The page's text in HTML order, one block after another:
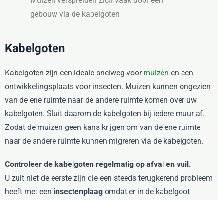
gebouw via de kabelgoten
Kabelgoten
Kabelgoten zijn een ideale snelweg voor muizen en een
ontwikkelingsplaats voor insecten. Muizen kunnen ongezien
van de ene ruimte naar de andere ruimte komen over uw
kabelgoten. Sluit daarom de kabelgoten bij iedere muur af.
Zodat de muizen geen kans krijgen om van de ene ruimte
naar de andere ruimte kunnen migreren via de kabelgoten.
Controleer de kabelgoten regelmatig op afval en vuil.
U zult niet de eerste zijn die een steeds terugkerend probleem
heeft met een insectenplaag omdat er in de kabelgoot